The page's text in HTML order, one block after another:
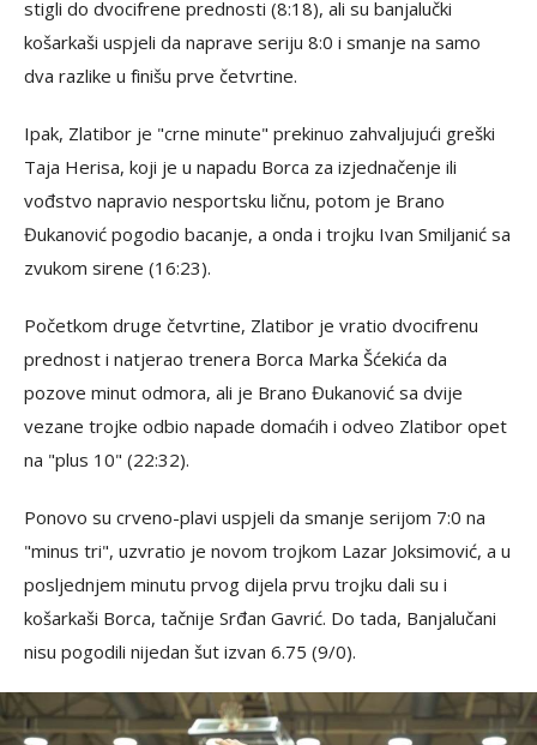
stigli do dvocifrene prednosti (8:18), ali su banjalučki
košarkaši uspjeli da naprave seriju 8:0 i smanje na samo
dva razlike u finišu prve četvrtine.
Ipak, Zlatibor je "crne minute" prekinuo zahvaljujući greški
Taja Herisa, koji je u napadu Borca za izjednačenje ili
vođstvo napravio nesportsku ličnu, potom je Brano
Đukanović pogodio bacanje, a onda i trojku Ivan Smiljanić sa
zvukom sirene (16:23).
Početkom druge četvrtine, Zlatibor je vratio dvocifrenu
prednost i natjerao trenera Borca Marka Šćekića da
pozove minut odmora, ali je Brano Đukanović sa dvije
vezane trojke odbio napade domaćih i odveo Zlatibor opet
na "plus 10" (22:32).
Ponovo su crveno-plavi uspjeli da smanje serijom 7:0 na
"minus tri", uzvratio je novom trojkom Lazar Joksimović, a u
posljednjem minutu prvog dijela prvu trojku dali su i
košarkaši Borca, tačnije Srđan Gavrić. Do tada, Banjalučani
nisu pogodili nijedan šut izvan 6.75 (9/0).